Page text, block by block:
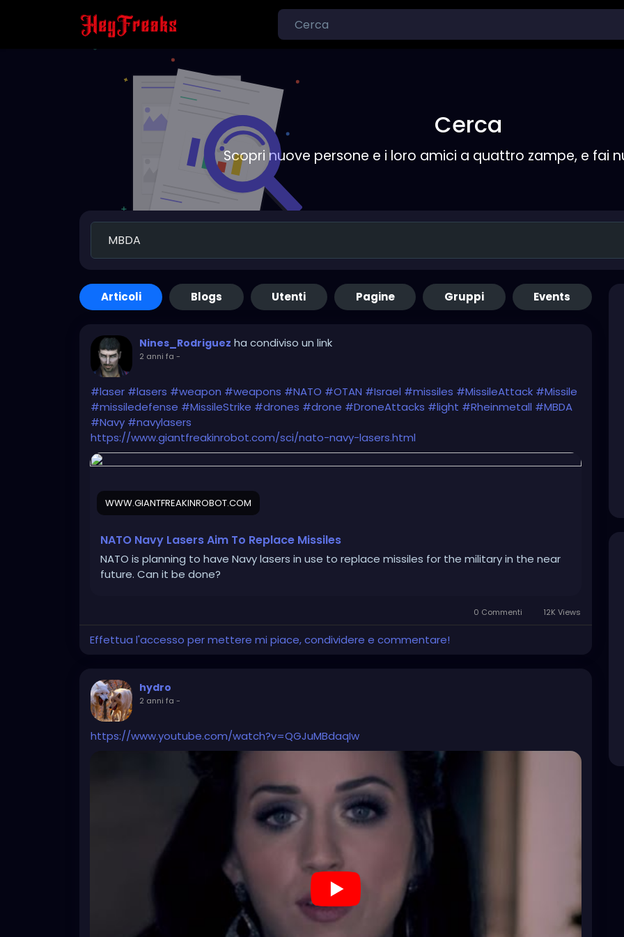
Cerca
Scopri nuove persone e i loro amici a quattro zampe, e fai
Articoli Blogs Utenti Pagine Gruppi Events
Nines_Rodriguez ha condiviso un link
2 anni fa -
#laser #lasers #weapon #weapons #NATO #OTAN #Israel #missiles #MissileAttack #Missile
#missiledefense #MissileStrike #drones #drone #DroneAttacks #light #Rheinmetall #MBDA
#Navy #navylasers
https://www.giantfreakinrobot.com/sci/nato-navy-lasers.html
WWW.GIANTFREAKINROBOT.COM
NATO Navy Lasers Aim To Replace Missiles
NATO is planning to have Navy lasers in use to replace missiles for the military in the near
future. Can it be done?
0 Commenti 12K Views
Effettua l'accesso per mettere mi piace, condividere e commentare!
hydro
2 anni fa -
https://www.youtube.com/watch?v=QGJuMBdaqIw